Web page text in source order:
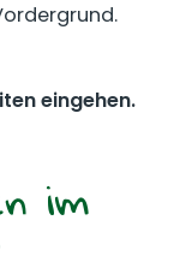
eingehen.
im